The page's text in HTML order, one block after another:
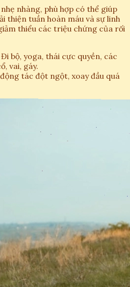
nhàng, phù hợp có thể giúp
thiện tuần hoàn máu và sự linh
thiểu các triệu chứng của rối
Đi bộ, yoga, thái cực quyền, các
vai, gáy.
tác đột ngột, xoay đầu quá